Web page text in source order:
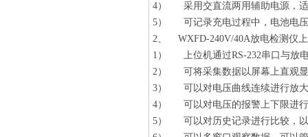
4） 采用交直流两用辅助电源，
5） 可记录充电过程中，电池电压
2、 WXFD-240V/40A放电检测仪
1） 上位机通过RS-232串口与放
2） 可将采集数据以屏幕上直观显
3） 可以对电压曲线连续进行放大
4） 可以对电压的报警上下限进行
5） 可以对历史记录进行比较，以